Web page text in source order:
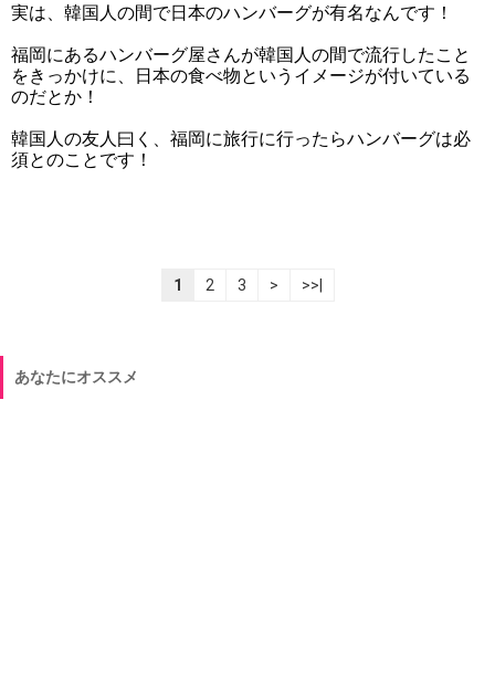
実は、韓国人の間で日本のハンバーグが有名なんです！
福岡にあるハンバーグ屋さんが韓国人の間で流行したこと
をきっかけに、日本の食べ物というイメージが付いている
のだとか！
韓国人の友人曰く、福岡に旅行に行ったらハンバーグは必
須とのことです！
1 2 3 > >>|
あなたにオススメ